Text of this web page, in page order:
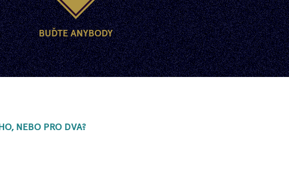
BUĎTE ANYBODY
NEBO PRO DVA?